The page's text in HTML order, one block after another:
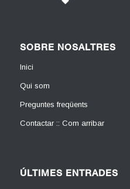
SOBRE NOSALTRES
Inici
Qui som
Preguntes freqüents
Contactar :: Com arribar
ÚLTIMES ENTRADES